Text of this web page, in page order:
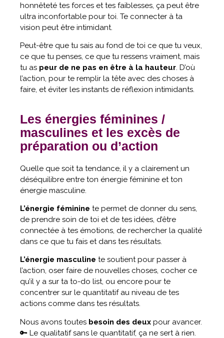
honnêteté tes forces et tes faiblesses, ça peut être
ultra inconfortable pour toi. Te connecter à ta
vision peut être intimidant.
Peut-être que tu sais au fond de toi ce que tu veux,
ce que tu penses, ce que tu ressens vraiment, mais
tu as peur de ne pas en être à la hauteur. D’où
l’action, pour te remplir la tête avec des choses à
faire, et éviter les instants de réflexion intimidants.
Les énergies féminines /
masculines et les excès de
préparation ou d’action
Quelle que soit ta tendance, il y a clairement un
déséquilibre entre ton énergie féminine et ton
énergie masculine.
L’énergie féminine te permet de donner du sens,
de prendre soin de toi et de tes idées, d’être
connectée à tes émotions, de rechercher la qualité
dans ce que tu fais et dans tes résultats.
L’énergie masculine te soutient pour passer à
l’action, oser faire de nouvelles choses, cocher ce
qu’il y a sur ta to-do list, ou encore pour te
concentrer sur le quantitatif au niveau de tes
actions comme dans tes résultats.
Nous avons toutes besoin des deux pour avancer.
🔑 Le qualitatif sans le quantitatif, ça ne sert à rien.